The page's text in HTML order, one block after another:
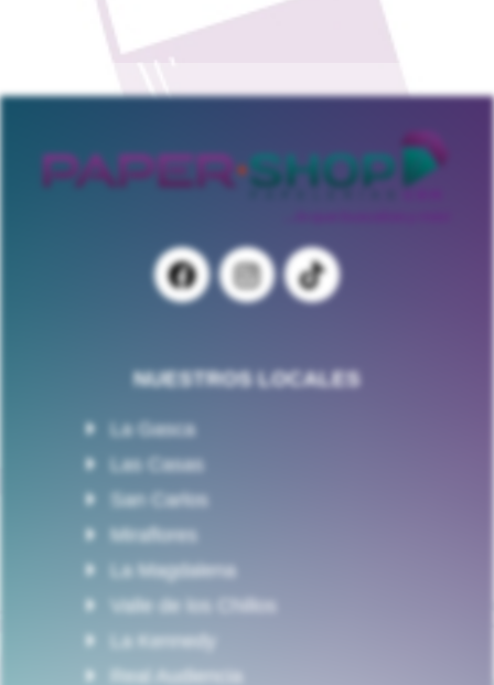
NUESTROS LOCALES
La Gasca
Las Casas
San Carlos
Miraflores
La Magdalena
Valle de los Chillos
La Kennedy
Real Audiencia